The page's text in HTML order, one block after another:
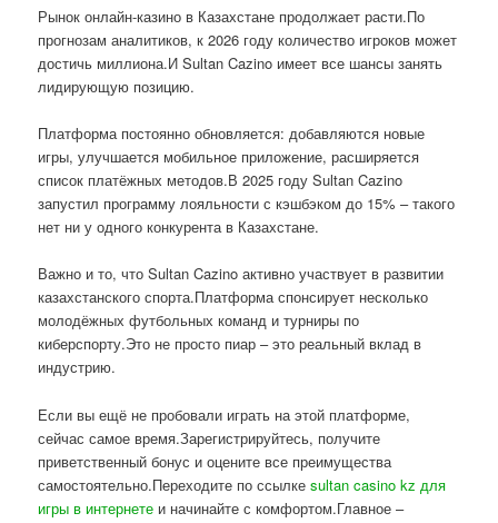
Рынок онлайн-казино в Казахстане продолжает расти.По
прогнозам аналитиков, к 2026 году количество игроков может
достичь миллиона.И Sultan Cazino имеет все шансы занять
лидирующую позицию.
Платформа постоянно обновляется: добавляются новые
игры, улучшается мобильное приложение, расширяется
список платёжных методов.В 2025 году Sultan Cazino
запустил программу лояльности с кэшбэком до 15% – такого
нет ни у одного конкурента в Казахстане.
Важно и то, что Sultan Cazino активно участвует в развитии
казахстанского спорта.Платформа спонсирует несколько
молодёжных футбольных команд и турниры по
киберспорту.Это не просто пиар – это реальный вклад в
индустрию.
Если вы ещё не пробовали играть на этой платформе,
сейчас самое время.Зарегистрируйтесь, получите
приветственный бонус и оцените все преимущества
самостоятельно.Переходите по ссылкеsultan casino kz для
игры в интернете и начинайте с комфортом.Главное –